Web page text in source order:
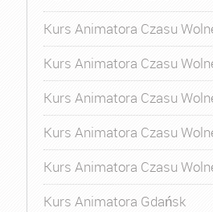
Kurs Animatora Czasu
Kurs Animatora Czasu
Kurs Animatora Czasu
Kurs Animatora Czasu
Kurs Animatora Czasu
Kurs Animatora Gdańsk